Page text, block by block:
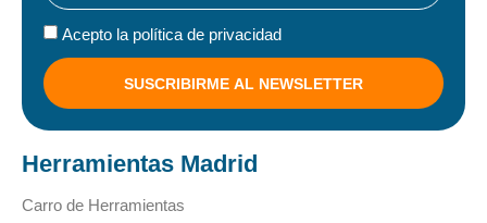
Acepto la política de privacidad
SUSCRIBIRME AL NEWSLETTER
Herramientas Madrid
Carro de Herramientas